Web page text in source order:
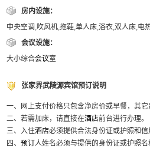
房内设施：
中央空调,吹风机,拖鞋,单人床,浴衣,双人床,电
会议设施：
大小综合会议室
张家界武陵源宾馆预订说明
一、网上支付价格只包含净房价或早餐，其它
二、若需加床，请直接在酒店前台进行办理。
三、入住酒店必须提供合法身份证或护照和信
四、 预订 人姓名必须与提供的身份证或护照名